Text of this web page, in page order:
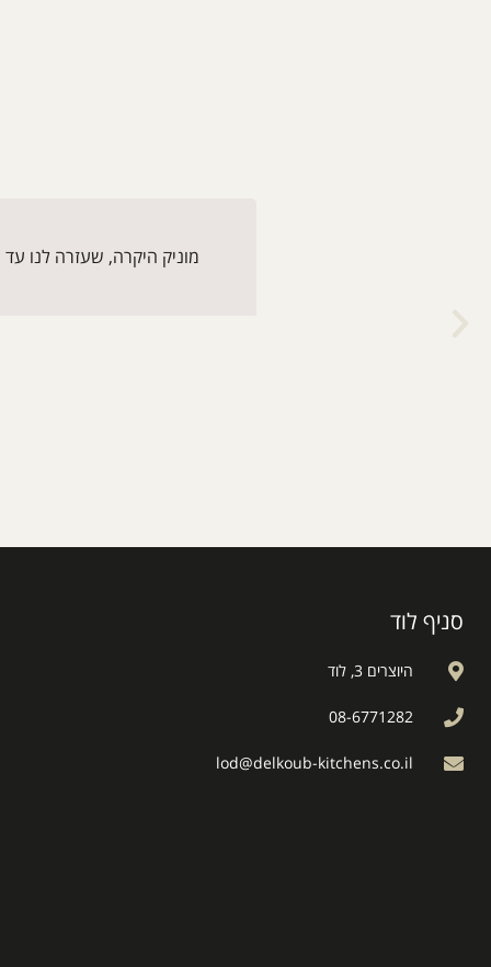
מוניק היקרה, שעזרה לנו
סניף לוד
היוצרים 3, לוד
08-6771282
lod@delkoub-kitchens.co.il